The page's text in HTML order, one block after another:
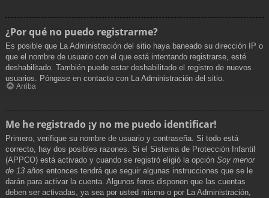
¿Por qué no puedo registrarme?
Es posible que La Administración del sitio haya baneado su dirección IP o
que el nombre de usuario con el que está intentando registrarse, esté
deshabilitado. También puede estar deshabilitado el registro de nuevos
usuarios. Póngase en contacto con La Administración del sitio.
Arriba
Me he registrado ¡y no me puedo identificar!
Primero, verifique su nombre de usuario y contraseña. Si todo está
correcto, hay dos posibles razones. Si el Sistema de Protección Infantil
(APPCO) está activado y cuando se registró eligió la opción Soy menor
de 13 años entonces tendrá que seguir algunas instrucciones que se le
darán para activar la cuenta. Algunos foros disponen que las cuentas
deben ser activadas, ya sea por usted mismo o por La Administración,